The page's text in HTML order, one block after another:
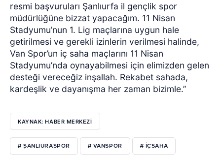
resmi başvuruları Şanlıurfa il gençlik spor
müdürlüğüne bizzat yapacağım. 11 Nisan
Stadyumu’nun 1. Lig maçlarına uygun hale
getirilmesi ve gerekli izinlerin verilmesi halinde,
Van Spor’un iç saha maçlarını 11 Nisan
Stadyumu’nda oynayabilmesi için elimizden gelen
desteği vereceğiz inşallah. Rekabet sahada,
kardeşlik ve dayanışma her zaman bizimle.”
KAYNAK: HABER MERKEZİ
# ŞANLIURASPOR # VANSPOR # İÇSAHA